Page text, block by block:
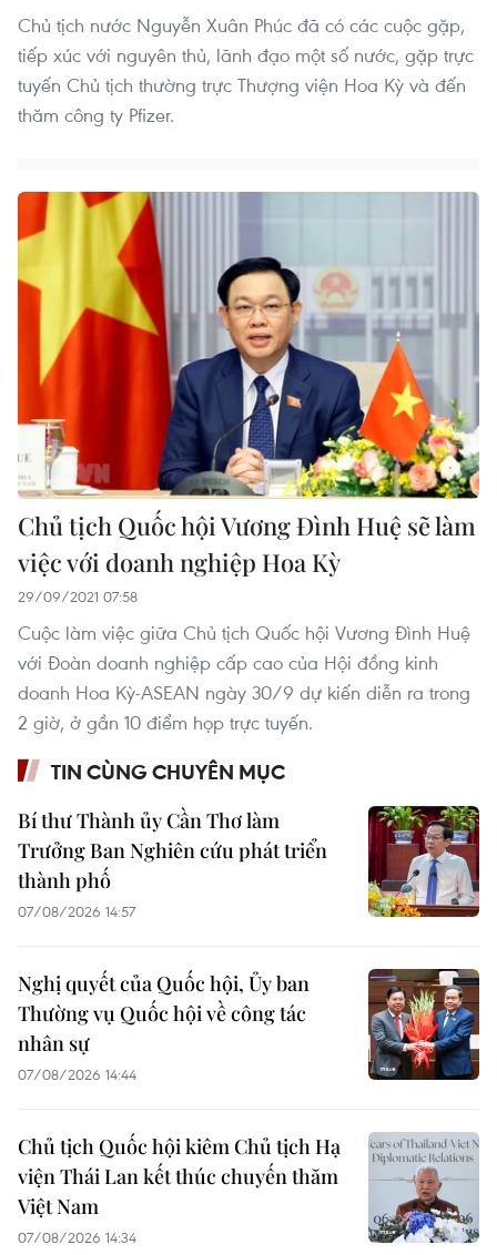
Chủ tịch nước Nguyễn Xuân Phúc đã có các cuộc gặp,
tiếp xúc với nguyên thủ, lãnh đạo một số nước, gặp trực
tuyến Chủ tịch thường trực Thượng viện Hoa Kỳ và đến
thăm công ty Pfizer.
Chủ tịch Quốc hội Vương Đình Huệ sẽ làm
việc với doanh nghiệp Hoa Kỳ
29/09/2021 07:58
Cuộc làm việc giữa Chủ tịch Quốc hội Vương Đình Huệ
với Đoàn doanh nghiệp cấp cao của Hội đồng kinh
doanh Hoa Kỳ-ASEAN ngày 30/9 dự kiến diễn ra trong
2 giờ, ở gần 10 điểm họp trực tuyến.
TIN CÙNG CHUYÊN MỤC
Bí thư Thành ủy Cần Thơ làm
Trưởng Ban Nghiên cứu phát triển
thành phố
07/08/2026 14:57
Nghị quyết của Quốc hội, Ủy ban
Thường vụ Quốc hội về công tác
nhân sự
07/08/2026 14:44
Chủ tịch Quốc hội kiêm Chủ tịch Hạ
viện Thái Lan kết thúc chuyến thăm
Việt Nam
07/08/2026 14:34